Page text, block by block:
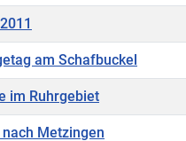
am Schafbuckel
im Ruhrgebiet
Metzingen